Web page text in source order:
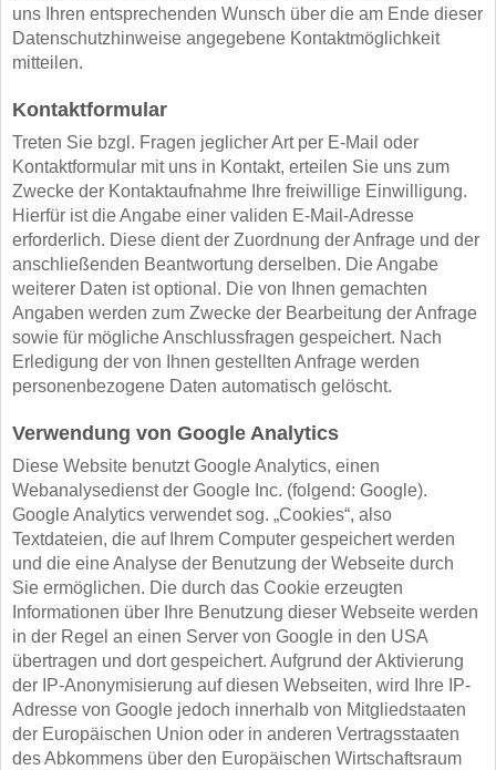
uns Ihren entsprechenden Wunsch über die am Ende dieser
Datenschutzhinweise angegebene Kontaktmöglichkeit
mitteilen.
Kontaktformular
Treten Sie bzgl. Fragen jeglicher Art per E-Mail oder
Kontaktformular mit uns in Kontakt, erteilen Sie uns zum
Zwecke der Kontaktaufnahme Ihre freiwillige Einwilligung.
Hierfür ist die Angabe einer validen E-Mail-Adresse
erforderlich. Diese dient der Zuordnung der Anfrage und der
anschließenden Beantwortung derselben. Die Angabe
weiterer Daten ist optional. Die von Ihnen gemachten
Angaben werden zum Zwecke der Bearbeitung der Anfrage
sowie für mögliche Anschlussfragen gespeichert. Nach
Erledigung der von Ihnen gestellten Anfrage werden
personenbezogene Daten automatisch gelöscht.
Verwendung von Google Analytics
Diese Website benutzt Google Analytics, einen
Webanalysedienst der Google Inc. (folgend: Google).
Google Analytics verwendet sog. „Cookies“, also
Textdateien, die auf Ihrem Computer gespeichert werden
und die eine Analyse der Benutzung der Webseite durch
Sie ermöglichen. Die durch das Cookie erzeugten
Informationen über Ihre Benutzung dieser Webseite werden
in der Regel an einen Server von Google in den USA
übertragen und dort gespeichert. Aufgrund der Aktivierung
der IP-Anonymisierung auf diesen Webseiten, wird Ihre IP-
Adresse von Google jedoch innerhalb von Mitgliedstaaten
der Europäischen Union oder in anderen Vertragsstaaten
des Abkommens über den Europäischen Wirtschaftsraum